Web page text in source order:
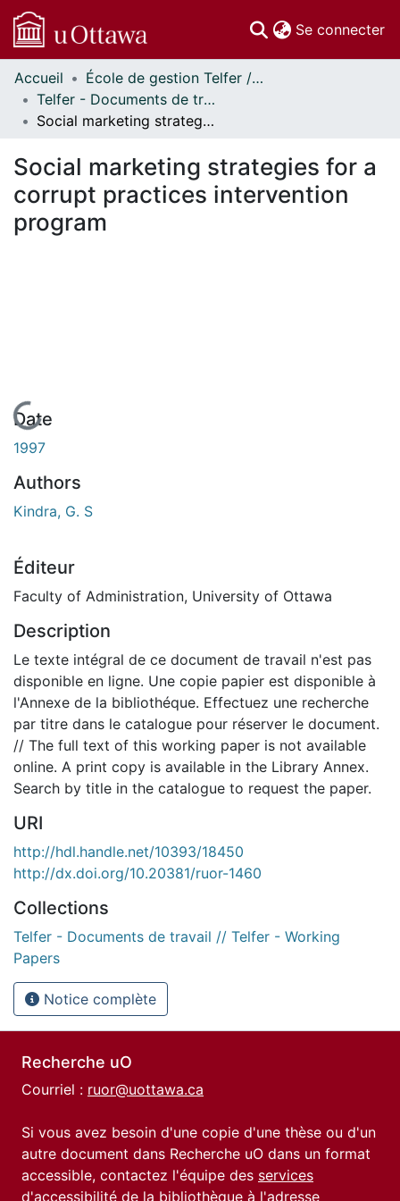
Se connecter
Communautés
et collections
Parcourir
À propos
Accueil
École de gestion Telfer // Telfer School of Management
Telfer - Documents de travail // Telfer - Working Papers
Social marketing strategies for a corrupt practices intervention program
Social marketing strategies for a
corrupt practices intervention
program
En cours de chargement...
Date
1997
Authors
Kindra, G. S
Éditeur
Faculty of Administration, University of Ottawa
Description
Le texte intégral de ce document de travail n'est pas
disponible en ligne. Une copie papier est disponible à
l'Annexe de la bibliothéque. Effectuez une recherche
par titre dans le catalogue pour réserver le document.
// The full text of this working paper is not available
online. A print copy is available in the Library Annex.
Search by title in the catalogue to request the paper.
URI
http://hdl.handle.net/10393/18450
http://dx.doi.org/10.20381/ruor-1460
Collections
Telfer - Documents de travail // Telfer - Working
Papers
Notice complète
Recherche uO
Courriel : ruor@uottawa.ca
Si vous avez besoin d'une copie d'une thèse ou d'un
autre document dans Recherche uO dans un format
accessible, contactez l'équipe des services
d'accessibilité de la bibliothèque à l'adresse